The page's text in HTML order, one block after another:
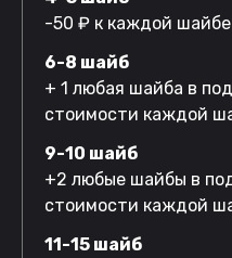
-50 ₽ к каждой
6-8 шайб
+ 1 любая шайба в
стоимости каждой
9-10 шайб
+2 любые шайбы в
стоимости каждой
11-15 шайб